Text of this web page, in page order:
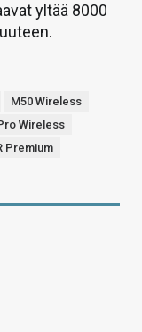
yltää 8000
M50 Wireless
Wireless
Premium